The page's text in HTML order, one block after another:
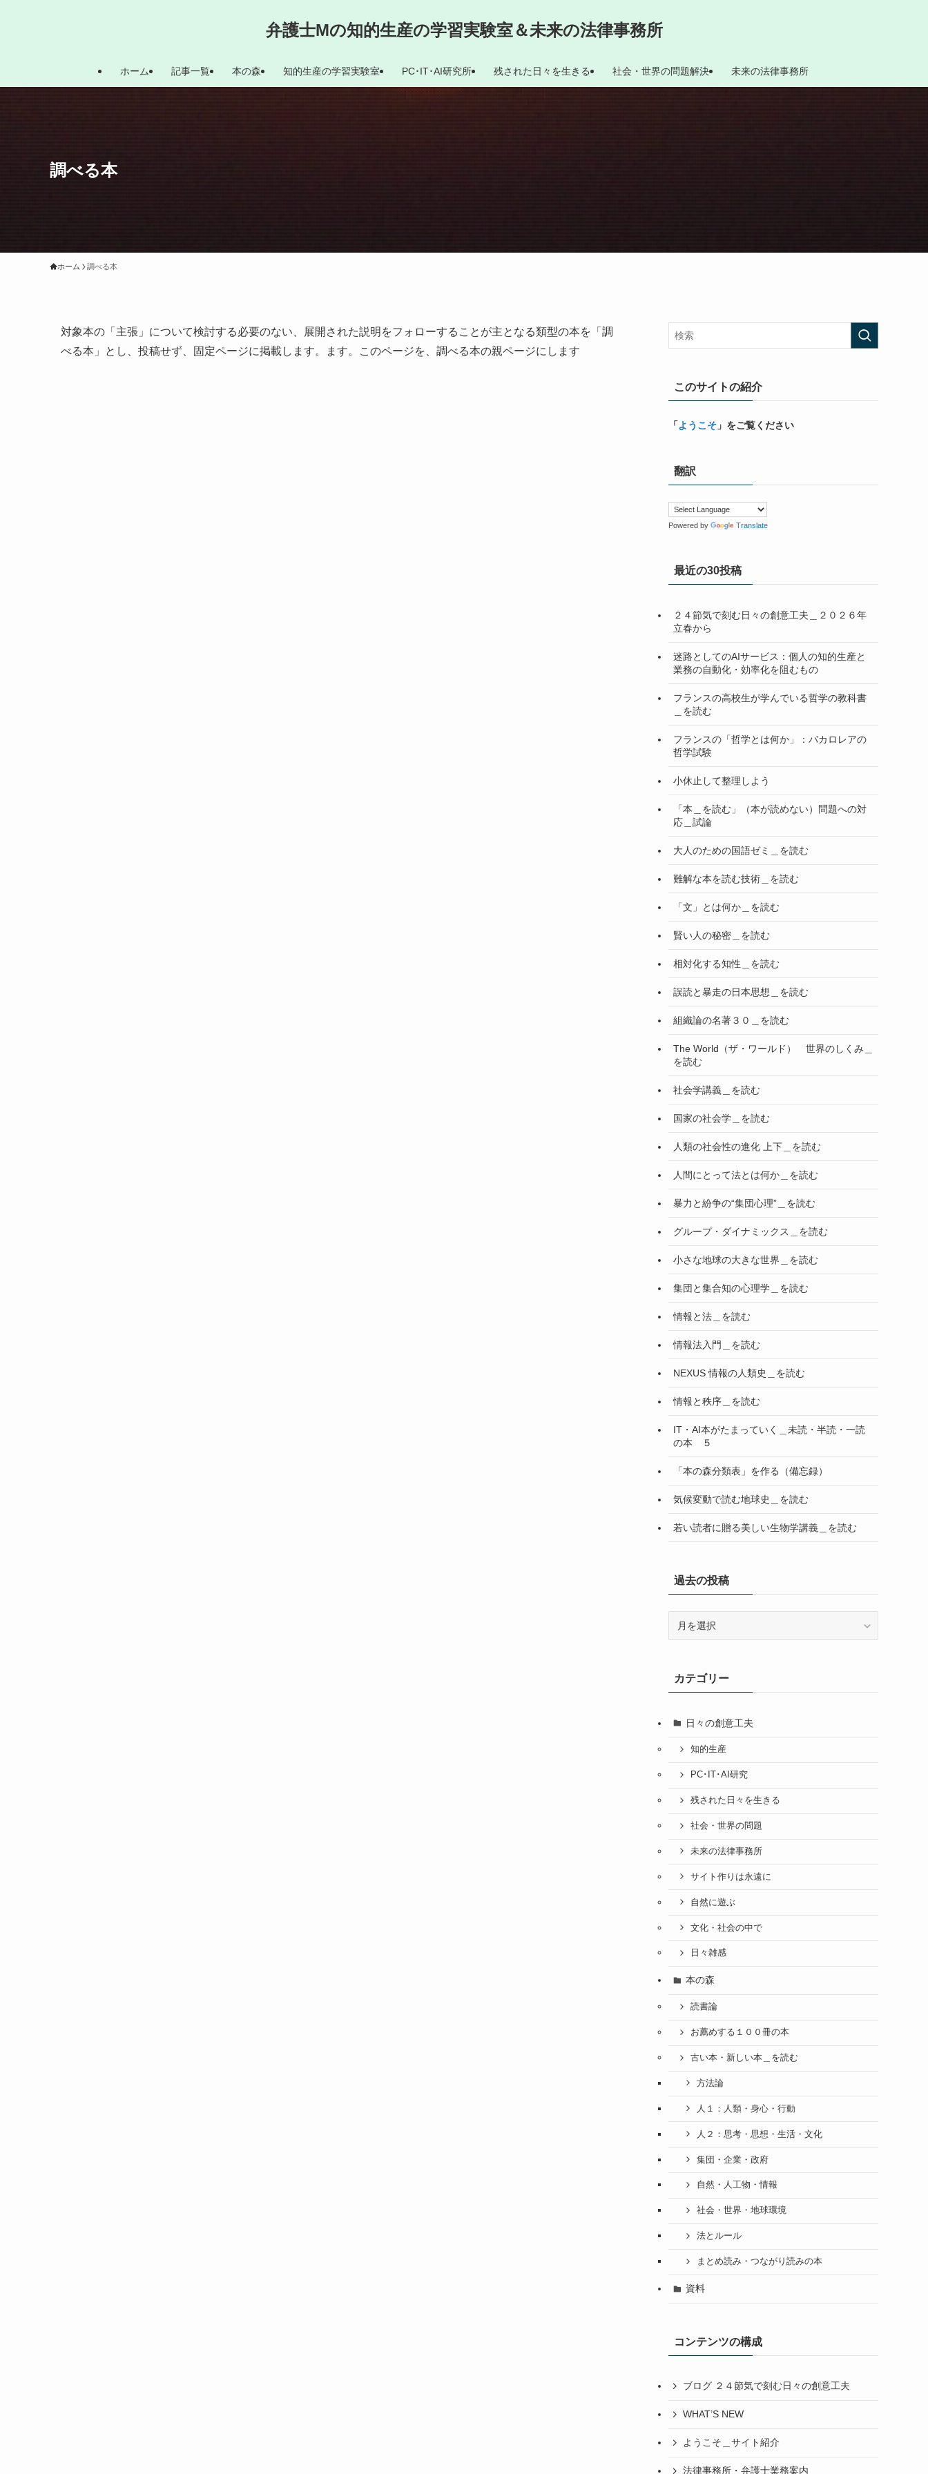
弁護士Mの知的生産の学習実験室＆未来の法律事務所
ホーム 記事一覧 本の森 知的生産の学習実験室 PC･IT･AI研究所 残された日々を生きる 社会・世界の問題解決 未来の法律事務所
調べる本
ホーム 調べる本
対象本の「主張」について検討する必要のない、展開された説明をフォローすることが主となる類型の本を「調
べる本」とし、投稿せず、固定ページに掲載します。ます。このページを、調べる本の親ページにします
このサイトの紹介
「ようこそ 」をご覧ください
翻訳
Powered by Translate
最近の30投稿
２４節気で刻む日々の創意工夫＿２０２６年
立春から
迷路としてのAIサービス：個人の知的生産と
業務の自動化・効率化を阻むもの
フランスの高校生が学んでいる哲学の教科書
＿を読む
フランスの「哲学とは何か」：バカロレアの
哲学試験
小休止して整理しよう
「本＿を読む」（本が読めない）問題への対
応＿試論
大人のための国語ゼミ＿を読む
難解な本を読む技術＿を読む
「文」とは何か＿を読む
賢い人の秘密＿を読む
相対化する知性＿を読む
誤読と暴走の日本思想＿を読む
組織論の名著３０＿を読む
The World（ザ・ワールド） 世界のしくみ＿
を読む
社会学講義＿を読む
国家の社会学＿を読む
人類の社会性の進化 上下＿を読む
人間にとって法とは何か＿を読む
暴力と紛争の“集団心理”＿を読む
グループ・ダイナミックス＿を読む
小さな地球の大きな世界＿を読む
集団と集合知の心理学＿を読む
情報と法＿を読む
情報法入門＿を読む
NEXUS 情報の人類史＿を読む
情報と秩序＿を読む
IT・AI本がたまっていく＿未読・半読・一読
の本 ５
「本の森分類表」を作る（備忘録）
気候変動で読む地球史＿を読む
若い読者に贈る美しい生物学講義＿を読む
過去の投稿
稿カテゴリー
日々の創意工夫
知的生産
PC･IT･AI研究
残された日々を生きる
社会・世界の問題
未来の法律事務所
サイト作りは永遠に
自然に遊ぶ
文化・社会の中で
日々雑感
本の森
読書論
お薦めする１００冊の本
古い本・新しい本＿を読む
方法論
人１：人類・身心・行動
人２：思考・思想・生活・文化
集団・企業・政府
自然・人工物・情報
社会・世界・地球環境
法とルール
まとめ読み・つながり読みの本
資料
コンテンツの構成
ブログ ２４節気で刻む日々の創意工夫
WHAT’S NEW
ようこそ＿サイト紹介
法律事務所・弁護士業務案内